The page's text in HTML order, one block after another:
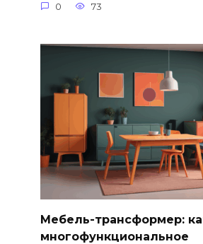
0 73
Мебель-трансформер:
многофункциональное